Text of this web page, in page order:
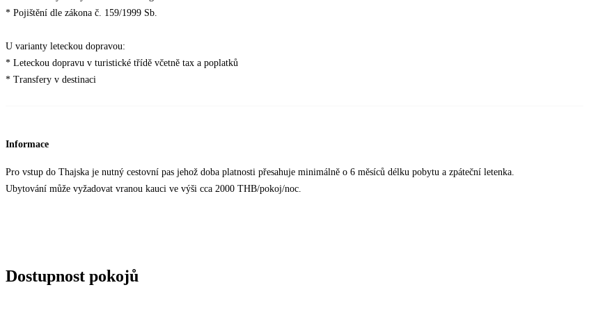
* Pojištění dle zákona č. 159/1999 Sb.
U varianty leteckou dopravou:
* Leteckou dopravu v turistické třídě včetně tax a poplatků
* Transfery v destinaci
Informace
Pro vstup do Thajska je nutný cestovní pas jehož doba platnosti přesahuje minimálně o 6 měsíců délku pobytu a zpáteční letenka.
Ubytování může vyžadovat vranou kauci ve výši cca 2000 THB/pokoj/noc.
Dostupnost pokojů